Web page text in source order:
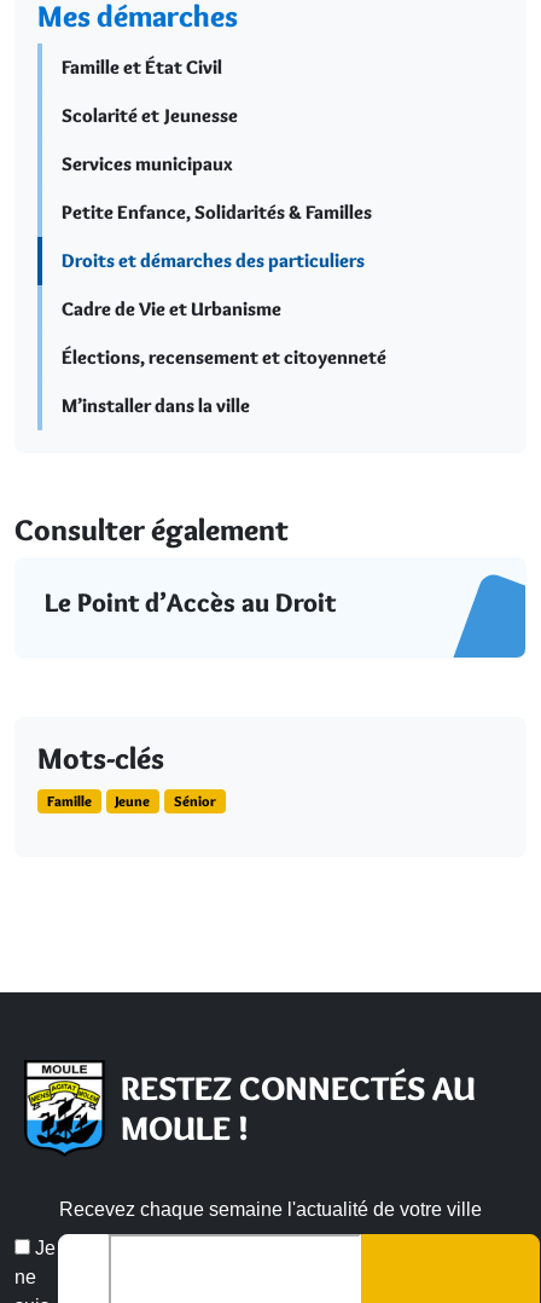
Mes démarches
Famille et État Civil
Scolarité et Jeunesse
Services municipaux
Petite Enfance, Solidarités & Familles
Droits et démarches des particuliers
Cadre de Vie et Urbanisme
Élections, recensement et citoyenneté
M’installer dans la ville
Consulter également
Le Point d’Accès au Droit
Mots-clés
Famille Jeune Sénior
RESTEZ CONNECTÉS AU
MOULE !
Recevez chaque semaine l'actualité de votre ville
Je
ne
Veuillez laisser ce champ vide :
Email